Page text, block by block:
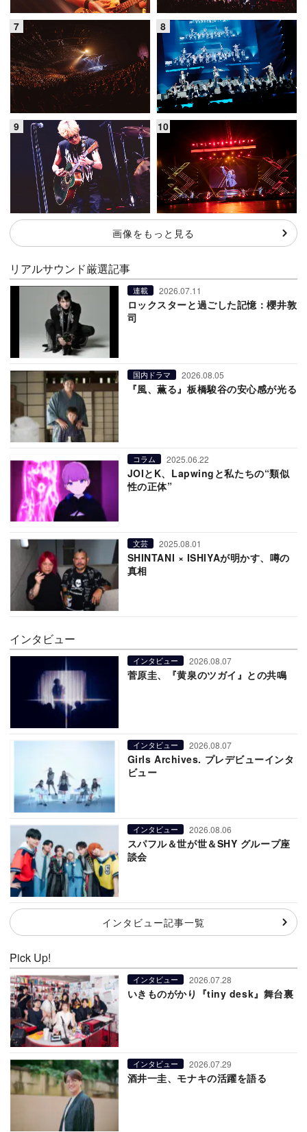
画像をもっと見る
リアルサウンド厳選記事
連載 2026.07.11
ロックスターと過ごした記憶：櫻井敦
司
国内ドラマ 2026.08.05
『風、薫る』板橋駿谷の安心感が光る
コラム 2025.06.22
JOIとK、Lapwingと私たちの“類似
性の正体”
文芸 2025.08.01
SHINTANI × ISHIYAが明かす、噂の
真相
インタビュー
インタビュー 2026.08.07
菅原圭、『黄泉のツガイ』との共鳴
インタビュー 2026.08.07
Girls Archives. プレデビューインタ
ビュー
インタビュー 2026.08.06
スパフル＆世が世＆SHY グループ座
談会
インタビュー記事一覧
Pick Up!
インタビュー 2026.07.28
いきものがかり『tiny desk』舞台裏
インタビュー 2026.07.29
酒井一圭、モナキの活躍を語る